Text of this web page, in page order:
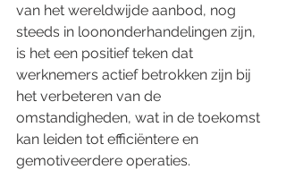
van het wereldwijde aanbod, nog
steeds in loononderhandelingen zijn,
is het een positief teken dat
werknemers actief betrokken zijn bij
het verbeteren van de
omstandigheden, wat in de toekomst
kan leiden tot efficiëntere en
gemotiveerdere operaties.